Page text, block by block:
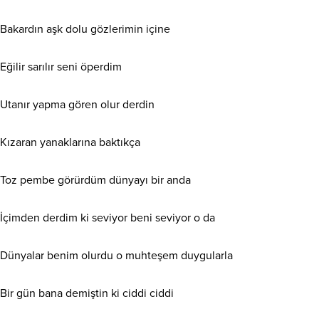
Bakardın aşk dolu gözlerimin içine
Eğilir sarılır seni öperdim
Utanır yapma gören olur derdin
Kızaran yanaklarına baktıkça
Toz pembe görürdüm dünyayı bir anda
İçimden derdim ki seviyor beni seviyor o da
Dünyalar benim olurdu o muhteşem duygularla
Bir gün bana demiştin ki ciddi ciddi